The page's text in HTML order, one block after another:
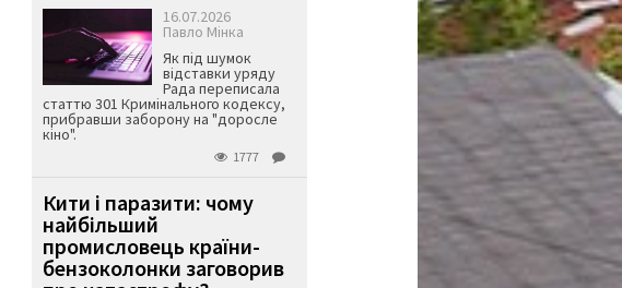
16.07.2026
Павло Мінка
Як під шумок
відставки уряду
Рада переписала
статтю 301 Кримінального кодексу,
прибравши заборону на "доросле
кіно".
1777
Кити і паразити: чому
найбільший
промисловець країни-
бензоколонки заговорив